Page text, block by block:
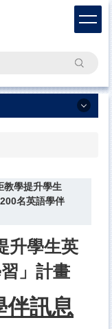
搜尋
教學提升學生
名英語學伴
升學生英
」計畫
伴訊息